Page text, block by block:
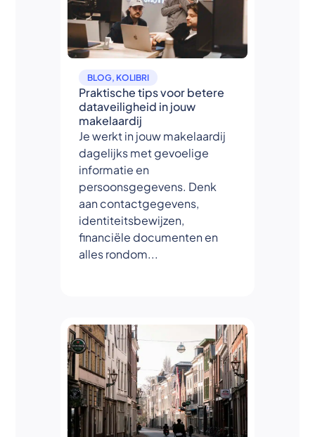
BLOG, KOLIBRI
Praktische tips voor betere
dataveiligheid in jouw
makelaardij
Je werkt in jouw makelaardij
dagelijks met gevoelige
informatie en
persoonsgegevens. Denk
aan contactgegevens,
identiteitsbewijzen,
financiële documenten en
alles rondom...